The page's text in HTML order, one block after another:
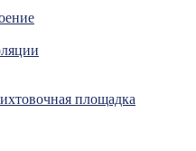
площадка